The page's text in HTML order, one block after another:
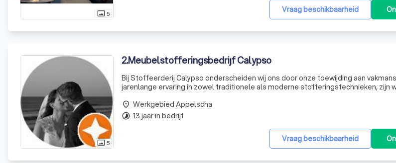
photo_size_select_actual5 Vraag beschikbaarheid
photo_size_select_actual5
2.Meubelstofferingsbedrijf Calypso
Bij Stoffeerderij Calypso onderscheiden wij ons door onze toewijding aan
jarenlange ervaring in zowel traditionele als moderne stofferingstechnieken, zijn
Vraag beschikbaarheid
place Werkgebied Appelscha
timelapse 13 jaar in bedrijf